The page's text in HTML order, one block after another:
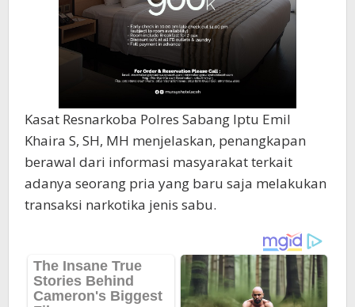
Kasat Resnarkoba Polres Sabang Iptu Emil
Khaira S, SH, MH menjelaskan, penangkapan
berawal dari informasi masyarakat terkait
adanya seorang pria yang baru saja melakukan
transaksi narkotika jenis sabu.